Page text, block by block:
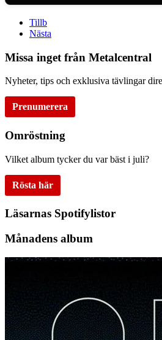
Tillb
Nästa
Missa inget från Metalcentral
Nyheter, tips och exklusiva tävlingar
Prenumerera
Omröstning
Vilket album tycker du var bäst i juli?
Rösta här
Läsarnas Spotifylistor
Månadens album